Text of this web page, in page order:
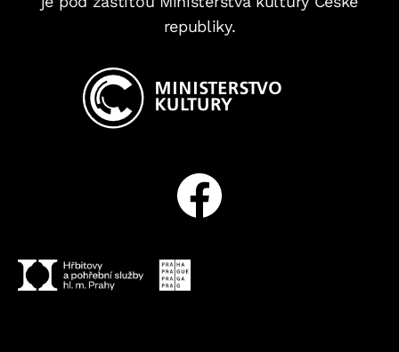
republiky.
Facebook